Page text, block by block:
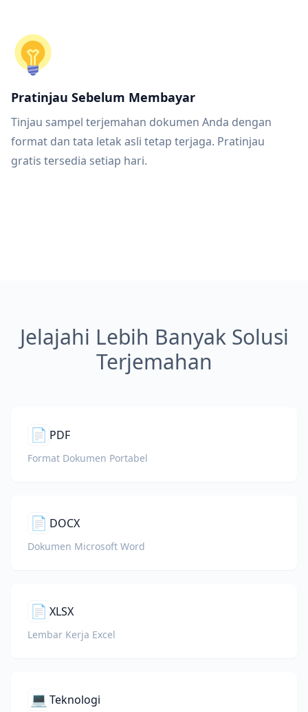
Pratinjau Sebelum Membayar
Tinjau sampel terjemahan dokumen Anda dengan
format dan tata letak asli tetap terjaga. Pratinjau
gratis tersedia setiap hari.
Jelajahi Lebih Banyak Solusi
Terjemahan
📄 PDF
Format Dokumen Portabel
📄 DOCX
Dokumen Microsoft Word
📄 XLSX
Lembar Kerja Excel
💻 Teknologi